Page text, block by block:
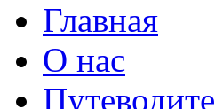
Главная
О нас